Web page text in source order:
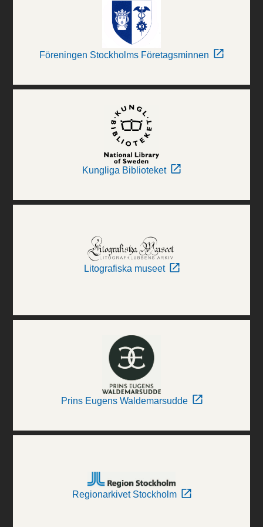
Föreningen Stockholms Företagsminnen
Kungliga Biblioteket
Litografiska museet
Prins Eugens Waldemarsudde
Regionarkivet Stockholm